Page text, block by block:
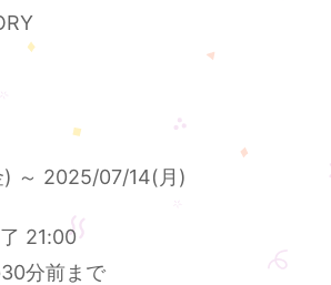
～ 2025/07/14(月)
21:00
分前まで